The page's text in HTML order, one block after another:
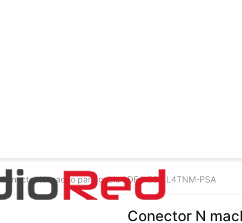
Conector N macho para cable LDF4-50A L4TNM-PSA
Conector N